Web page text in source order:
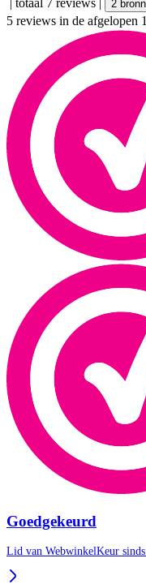
2
5 reviews in de afgelopen
Goedgekeurd
Lid van WebwinkelKeur